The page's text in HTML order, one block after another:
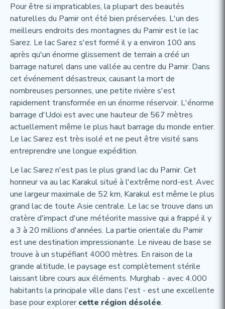
Pour être si impraticables, la plupart des beautés
naturelles du Pamir ont été bien préservées. L'un des
meilleurs endroits des montagnes du Pamir est le lac
Sarez. Le lac Sarez s'est formé il y a environ 100 ans
après qu'un énorme glissement de terrain a créé un
barrage naturel dans une vallée au centre du Pamir. Dans
cet événement désastreux, causant la mort de
nombreuses personnes, une petite rivière s'est
rapidement transformée en un énorme réservoir. L'énorme
barrage d'Udoi est avec une hauteur de 567 mètres
actuellement même le plus haut barrage du monde entier.
Le lac Sarez est très isolé et ne peut être visité sans
entreprendre une longue expédition.
Le lac Sarez n'est pas le plus grand lac du Pamir. Cet
honneur va au lac Karakul situé à l'extrême nord-est. Avec
une largeur maximale de 52 km, Karakul est même le plus
grand lac de toute Asie centrale. Le lac se trouve dans un
cratère d'impact d'une météorite massive qui a frappé il y
a 3 à 20 millions d'années. La partie orientale du Pamir
est une destination impressionante. Le niveau de base se
trouve à un stupéfiant 4000 mètres. En raison de la
grande altitude, le paysage est complètement stérile
laissant libre cours aux éléments. Murghab - avec 4.000
habitants la principale ville dans l'est - est une excellente
base pour explorercette région désolée.